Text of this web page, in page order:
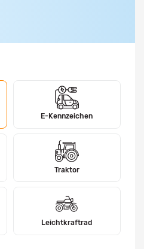
E-Kennzeichen
Traktor
Leichtkraftrad